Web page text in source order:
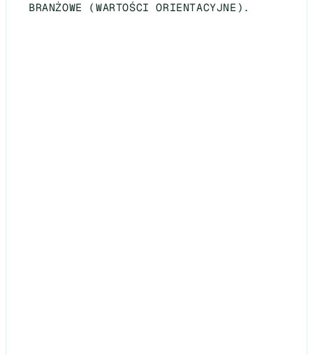
BRANŻOWE (WARTOŚCI ORIENTACYJNE).